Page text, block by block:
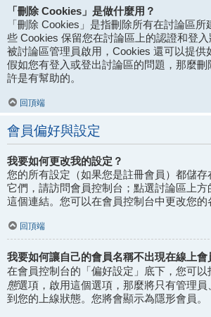
「刪除 Cookies」是做什麼用？
「刪除 Cookies」是指刪除所有在討論區
些 Cookies 保留您在討論區上的認證和登
被討論區管理員啟用，Cookies 還可以提供
假如您有登入或登出討論區的問題，那麼
許是有幫助的。
回頂端
會員偏好與設定
我要如何更改我的設定？
您的所有設定（如果您是註冊會員）都儲存
它們，請訪問會員控制台；點選討論區上方
這個連結。您可以在會員控制台中更改您的
回頂端
我要如何讓自己的會員名稱不出現在線上會
在會員控制台的「偏好設定」底下，您可以
態選項，啟用這個選項，那麼將只有管理
到您的上線狀態。您將會顯示為隱形會員。